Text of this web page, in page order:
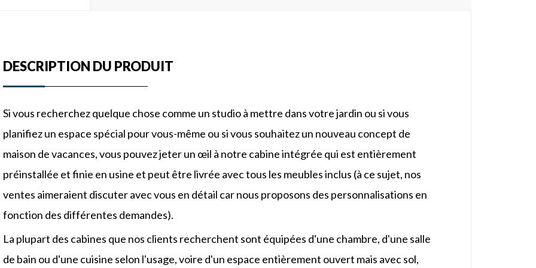
DESCRIPTION DU PRODUIT
Si vous recherchez quelque chose comme un studio à mettre dans votre jardin ou si vous
planifiez un espace spécial pour vous-même ou si vous souhaitez un nouveau concept de
maison de vacances, vous pouvez jeter un œil à notre cabine intégrée qui est entièrement
préinstallée et finie en usine et peut être livrée avec tous les meubles inclus (à ce sujet, nos
ventes aimeraient discuter avec vous en détail car nous proposons des personnalisations en
fonction des différentes demandes).
La plupart des cabines que nos clients recherchent sont équipées d'une chambre, d'une salle
de bain ou d'une cuisine selon l'usage, voire d'un espace entièrement ouvert mais avec sol,
L2250* L11800* H2540mm
mural
Panneau sandwich EPS/laine de roche/PU 50/75/100 mm avec PPGI double face 0,35/0,5
en acier Structure en acier galvanisé de 2,5 à 3,0 mm
Acier ondulé T1,5 mm avec panneau sandwich
Fenêtre en verre creux double couche en acier plastique/alliage d'aluminium avec